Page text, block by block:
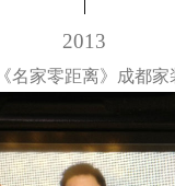
2013
名家零距离》成都家